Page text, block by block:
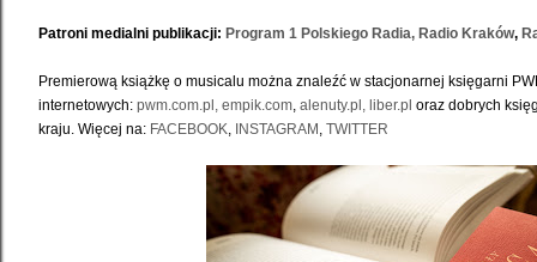
Patroni medialni publikacji: Program 1 Polskiego Radia, Radio Kraków,
Premierową książkę o musicalu można znaleźć w stacjonarnej księgarni
internetowych: pwm.com.pl, empik.com, alenuty.pl, liber.pl oraz dobrych
kraju. Więcej na: FACEBOOK, INSTAGRAM , TWITTER